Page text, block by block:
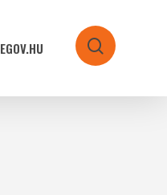
EGOV.HU search